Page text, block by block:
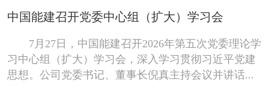
中国能建召开党委中心组（扩大）学习会
7月27日，中国能建召开2026年第五次党委理论学
习中心组（扩大）学习会，深入学习贯彻习近平党建
思想。公司党委书记、董事长倪真主持会议并讲话...